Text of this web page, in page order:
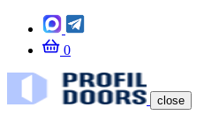
0
close